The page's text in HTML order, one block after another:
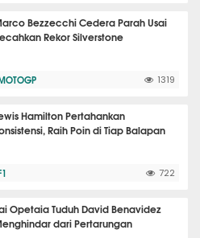
Bezzecchi Cedera Parah Usai
Rekor Silverstone
1319
Hamilton Pertahankan
Raih Poin di Tiap Balapan
722
Opetaia Tuduh David Benavidez
dari Pertarungan